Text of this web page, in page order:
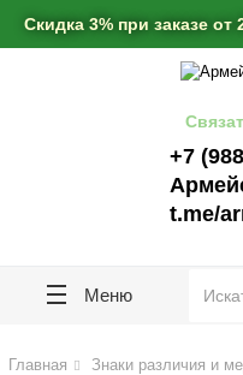
Скидка 3% при заказе от
+7
t.me/
Меню
Главная Знаки различия и